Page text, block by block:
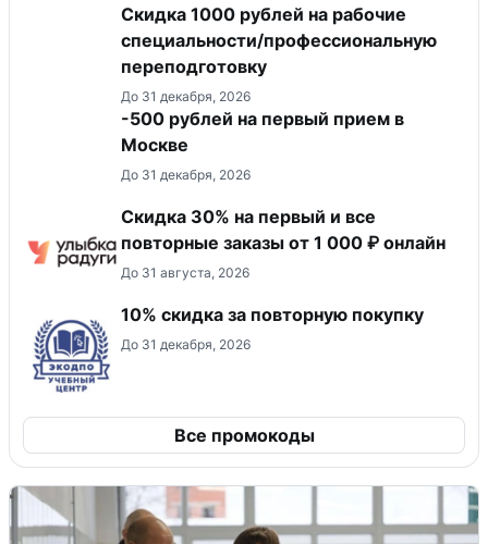
Скидка 1000 рублей на рабочие
специальности/профессиональную
переподготовку
До 31 декабря, 2026
-500 рублей на первый прием в
Москве
До 31 декабря, 2026
Скидка 30% на первый и все
повторные заказы от 1 000 ₽ онлайн
До 31 августа, 2026
10% скидка за повторную покупку
До 31 декабря, 2026
Все промокоды